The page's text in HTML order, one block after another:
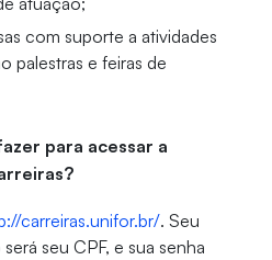
com suporte a atividades
palestras e feiras de
para acessar a
carreiras.unifor.br/. Seu
seu CPF, e sua senha